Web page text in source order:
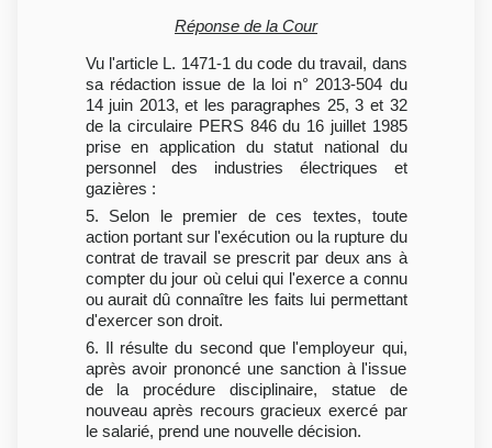
Réponse de la Cour
Vu l'article L. 1471-1 du code du travail, dans
sa rédaction issue de la loi n° 2013-504 du
14 juin 2013, et les paragraphes 25, 3 et 32
de la circulaire PERS 846 du 16 juillet 1985
prise en application du statut national du
personnel des industries électriques et
gazières :
5. Selon le premier de ces textes, toute
action portant sur l'exécution ou la rupture du
contrat de travail se prescrit par deux ans à
compter du jour où celui qui l'exerce a connu
ou aurait dû connaître les faits lui permettant
d'exercer son droit.
6. Il résulte du second que l'employeur qui,
après avoir prononcé une sanction à l'issue
de la procédure disciplinaire, statue de
nouveau après recours gracieux exercé par
le salarié, prend une nouvelle décision.